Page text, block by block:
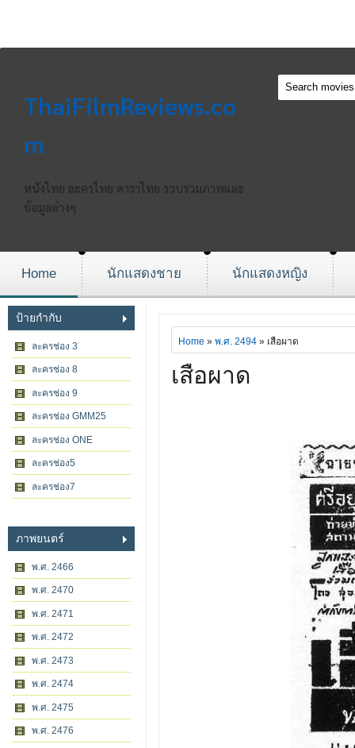
ThaiFilmReviews.co
m
หนังไทย ละครไทย ดาราไทย รวบรวมภาพและ
ข้อมูลต่างๆ
Home นักแสดงชาย นักแสดงหญิง
ป้ายกำกับ
ละครช่อง 3
ละครช่อง 8
ละครช่อง 9
ละครช่อง GMM25
ละครช่อง ONE
ละครช่อง5
ละครช่อง7
ภาพยนตร์
พ.ศ. 2466
พ.ศ. 2470
พ.ศ. 2471
พ.ศ. 2472
พ.ศ. 2473
พ.ศ. 2474
พ.ศ. 2475
พ.ศ. 2476
Home » พ.ศ. 2494 » เสือผาด
เสือผาด